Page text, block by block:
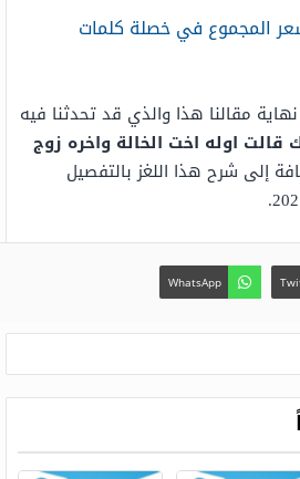
المجموع في خصلة كلمات
مقالنا هذا والذي قد تحدثنا فيه
اوله اخت الخالة واخره زوج
إلى شرح هذا اللغز بالتفصيل
WhatsApp